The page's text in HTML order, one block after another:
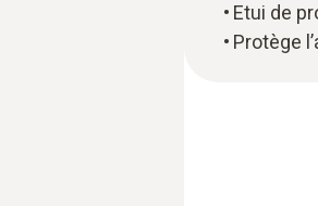
Etui de
Protège